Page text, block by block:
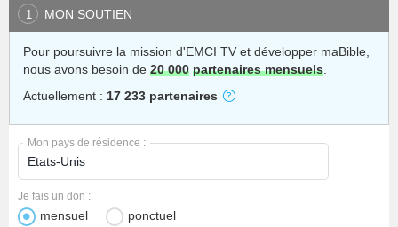
1 MON SOUTIEN
Pour poursuivre la mission d'EMCI TV et développer maBible,
nous avons besoin de 20 000 partenaires mensuels.
Actuellement : 17 233 partenaires
Mon pays de résidence :
mensuel ponctuel
Je fais un don :